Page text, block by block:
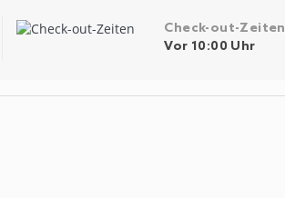
Check-out-Zeiten
Vor 10:00 Uhr